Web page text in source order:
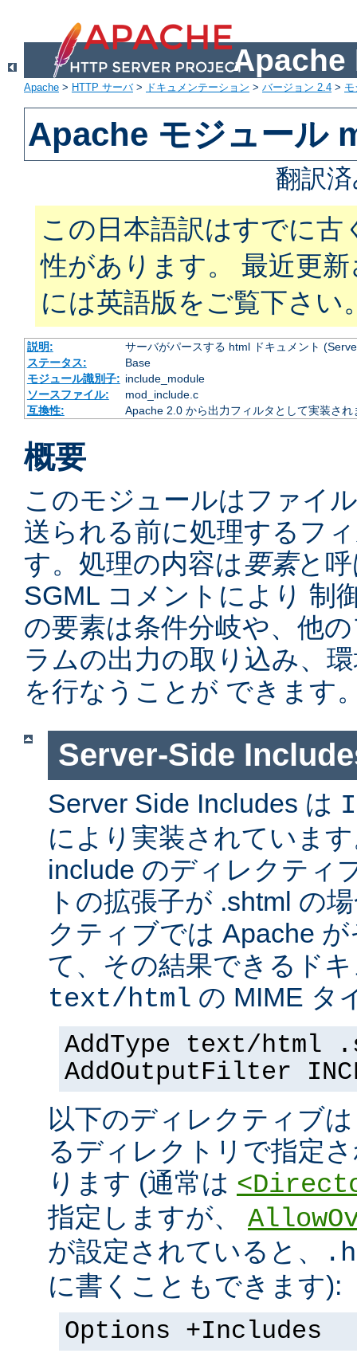
Apache
Apache > HTTP サーバ> ドキュメンテーション > バージョン 2.4 >
Apache モジュール
翻訳
この日本語訳はすでに古
性があります。 最近更
には英語版をご覧下さい
説明:
サーバがパースする html ドキュメント
ステータス:
Base
モジュール識別子: include_module
ソースファイル:
mod_include.c
互換性:
Apache 2.0 から出力フィルタとして実装され
概要
このモジュールはファイ
送られる前に処理するフ
す。処理の内容は要素と
SGML コメントにより 制
の要素は条件分岐や、他
ラムの出力の取り込み、
を行なうことが できます
Server-Side
Server Side Includes は
により実装されていま
include のディレクティ
トの拡張子が .shtml の
クティブでは Apache
て、その結果できるド
text/html の MIME タ
AddType text/html
AddOutputFilter
以下のディレクティブ
るディレクトリで指定
ります (通常は
指定しますが、
が設定されていると、
に書くこともできます):
Options +Includes